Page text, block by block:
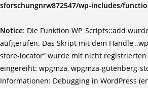
sforschungnrw872547/wp-includes/
Notice: Die Funktion WP_Scripts::add
aufgerufen. Das Skript mit dem Handle
store-locator“ wurde mit nicht
eingereiht: wpgmza, wpgmza-gutenberg-
Informationen: Debugging in WordPress